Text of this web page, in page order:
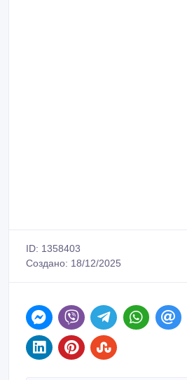
ID: 1358403
Создано: 18/12/2025